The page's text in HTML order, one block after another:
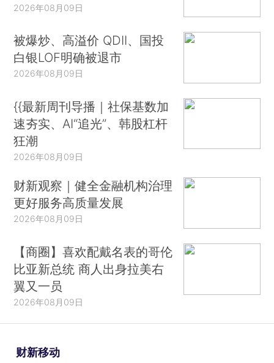
2026年08月09日
被爆炒、高溢价 QDII、国投
白银LOF明确被退市
2026年08月09日
{{最新周刊导播｜社保基数加
速夯实、AI“追光”、韩股杠杆
狂潮
2026年08月09日
财新观察｜健全金融机构治理
更好服务高质量发展
2026年08月09日
【商圈】喜欢配戴名表的哥伦
比亚新总统 商人出身拉美右
翼又一员
2026年08月09日
财新移动